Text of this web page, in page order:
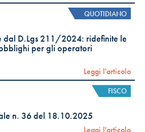
QUOTIDIANO
dal D.Lgs 211/2024: ridefinite le
per gli operatori
Leggi l'articolo
FISCO
n. 36 del 18.10.2025
Leggi l'articolo